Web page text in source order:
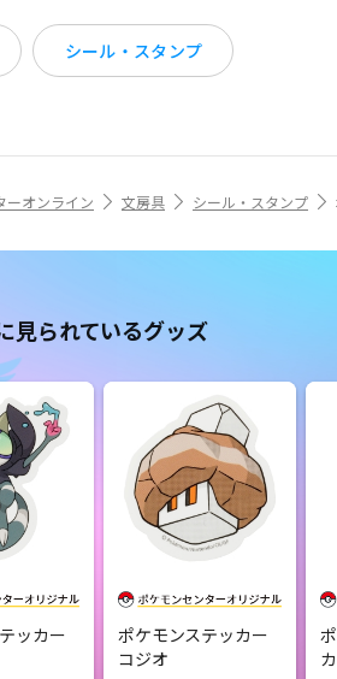
シール・スタンプ
ーオンライン 文房具 シール・スタンプ
見られているグッズ
ッカー
ポケモンステッカー
コジオ